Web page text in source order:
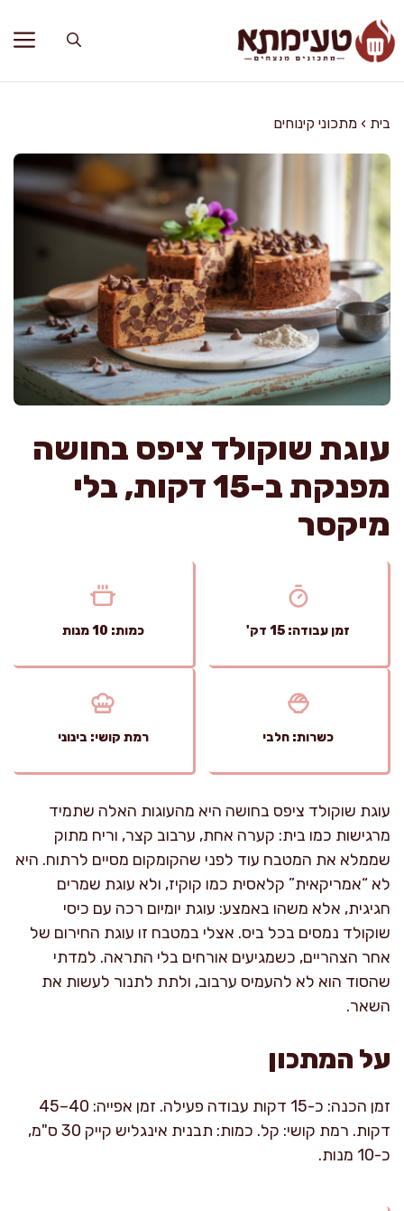
לתוכן
בית › מתכוני קינוחים
עוגת שוקולד ציפס בחושה
מפנקת ב-15 דקות, בלי
מיקסר
זמן עבודה: 15 דק' כמות: 10 מנות
כשרות: חלבי רמת קושי: בינוני
עוגת שוקולד ציפס בחושה היא מהעוגות האלה שתמיד
מרגישות כמו בית: קערה אחת, ערבוב קצר, וריח מתוק
שממלא את המטבח עוד לפני שהקומקום מסיים לרתוח. היא
לא “אמריקאית” קלאסית כמו קוקיז, ולא עוגת שמרים
חגיגית, אלא משהו באמצע: עוגת יומיום רכה עם כיסי
שוקולד נמסים בכל ביס. אצלי במטבח זו עוגת החירום של
אחר הצהריים, כשמגיעים אורחים בלי התראה. למדתי
שהסוד הוא לא להעמיס ערבוב, ולתת לתנור לעשות את
השאר.
על המתכון
זמן הכנה: כ-15 דקות עבודה פעילה. זמן אפייה: 40–45
דקות. רמת קושי: קל. כמות: תבנית אינגליש קייק 30 ס"מ,
כ-10 מנות.